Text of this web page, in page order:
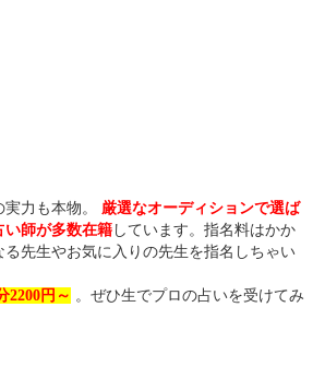
力も本物。
厳選なオーディションで選ば
い師が多数在籍 しています。指名料はかか
る先生やお気に入りの先生を指名しちゃい
2200円～ 。ぜひ生でプロの占いを受けてみ